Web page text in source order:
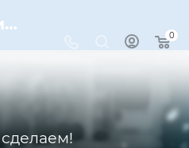
Спортивный инвентарь и оборудование для спорта в Москве | Dynamic-Sport
0